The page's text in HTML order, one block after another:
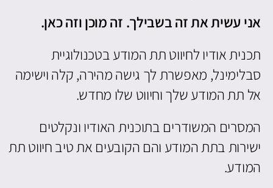
אני עשית את זה בשבילך. זה מוכן וזה כאן.
תכנית אודיו לחיווט תת המודע בטכנולוגיית
סבלימינל, מאפשרת לך גישה מהירה, קלה וישימה
אל תת המודע שלך וחיווט שלו מחדש.
המסרים המשודרים בתוכנית האודיו ונקלטים
ישירות בתת המודע והם הקובעים את טיב חיווט תת
המודע.